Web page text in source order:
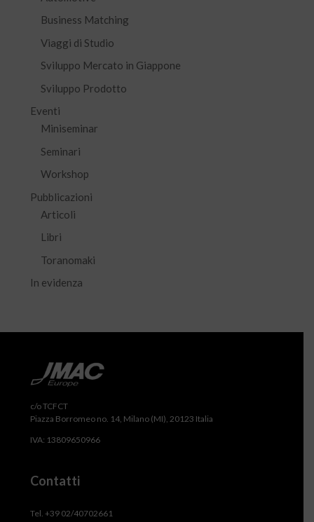
Business Matching
Viaggi di Studio
Sviluppo Mercato in Giappone
Sviluppo Prodotto
Eventi
Miniseminar
Seminari
Workshop
Pubblicazioni
Articoli
Libri
Toranomaki
In evidenza
c/o TCFCT
Piazza Borromeo no. 14, Milano (MI), 20123 Italia
IVA: 13809650966
Contatti
Tel. +39 02/40702661